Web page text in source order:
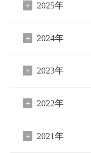
2025年
2024年
2023年
2022年
2021年